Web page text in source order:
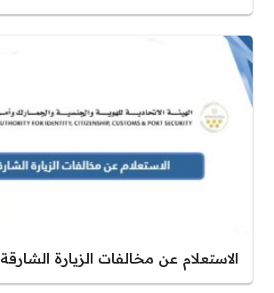
الاستعلام عن مخالفات الزيارة الشارقة